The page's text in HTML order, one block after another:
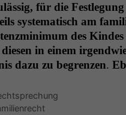
für die
sys­tem­a­tisch am
des
in einem
dazu zu begren­zen.